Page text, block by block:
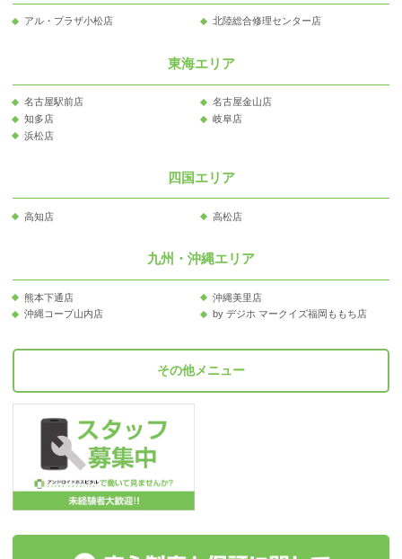
アル・プラザ小松店 北陸総合修理センター店
東海エリア
名古屋駅前店
名古屋金山店
知多店
岐阜店
浜松店
四国エリア
高知店 高松店
九州・沖縄エリア
熊本下通店
沖縄美里店
沖縄コープ山内店
by デジホ マークイズ福岡ももち店
その他メニュー